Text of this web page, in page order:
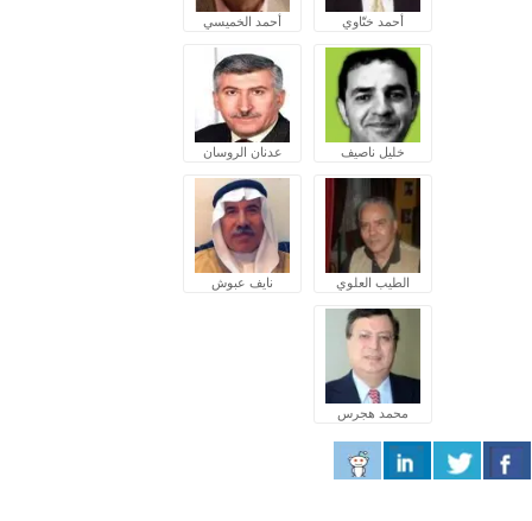
أحمد ختّاوي أحمد الخميسي
خليل ناصيف عدنان الروسان
الطيب العلوي نايف عبوش
محمد هجرس